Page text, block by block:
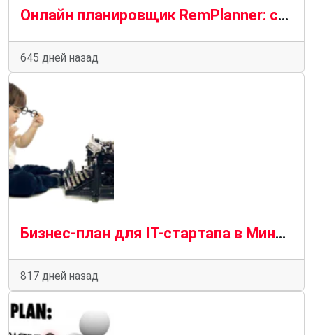
Онлайн планировщик RemPlanner: создайте идеальный проект квартиры
645 дней назад
Бизнес-план для IT-стартапа в Минске: практические рекомендации
817 дней назад